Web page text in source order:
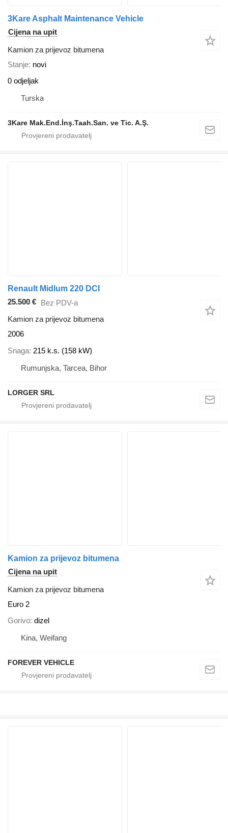
3Kare Asphalt Maintenance Vehicle
Cijena na upit
Kamion za prijevoz bitumena
Stanje novi
0 odjeljak
Turska
3Kare Mak.End.İnş.Taah.San. ve Tic. A.Ş.
Renault Midlum 220 DCI
25.500 € Bez PDV-a
Kamion za prijevoz bitumena
2006
Snaga 215 k.s. (158 kW)
Rumunjska, Tarcea, Bihor
LORGER SRL
Kamion za prijevoz bitumena
Cijena na upit
Kamion za prijevoz bitumena
Euro 2
Gorivo dizel
Kina, Weifang
FOREVER VEHICLE